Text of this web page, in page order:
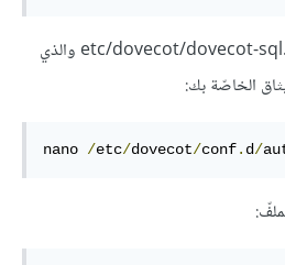
نحتاج إنشاء ملفّ /etc/dovecot/dovecot-sql.conf.ext والذي
الخاصّة بك:
nano /etc/dovecot/conf. d/